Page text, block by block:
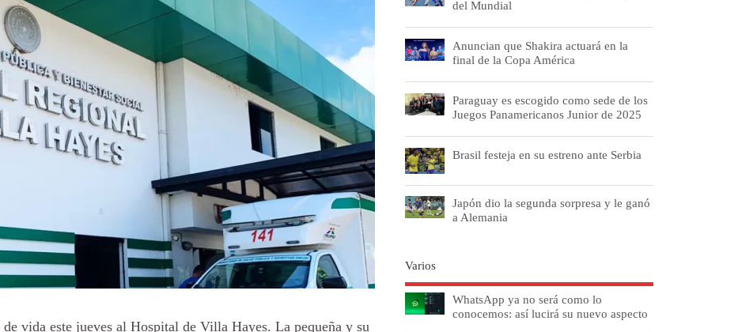
vida este jueves al Hospital de Villa Hayes. La pequeña y su
del Mundial
Anuncian que Shakira actuará en la
final de la Copa América
Paraguay es escogido como sede de los
Juegos Panamericanos Junior de 2025
Brasil festeja en su estreno ante Serbia
Japón dio la segunda sorpresa y le ganó
a Alemania
Varios
WhatsApp ya no será como lo
conocemos: así lucirá su nuevo aspecto